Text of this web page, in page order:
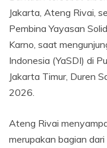
Jakarta, Ateng Rivai,
Pembina Yayasan
Karno, saat
Indonesia (YaSDI) di
Jakarta Timur, Duren
2026.
Ateng Rivai
merupakan bagian